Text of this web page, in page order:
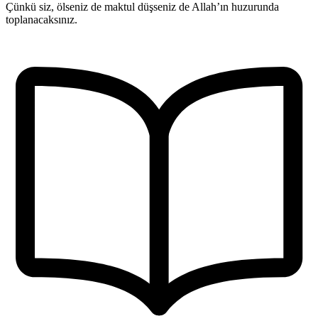
Çünkü siz, ölseniz de maktul düşseniz de Allah’ın huzurunda
toplanacaksınız.